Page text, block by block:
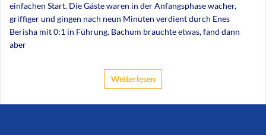
einfachen Start. Die Gäste waren in der Anfangsphase wacher,
griffiger und gingen nach neun Minuten verdient durch Enes
Berisha mit 0:1 in Führung. Bachum brauchte etwas, fand dann
aber
Weiterlesen